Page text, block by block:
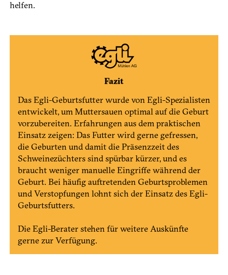
helfen.
Fazit
Das Egli-Geburtsfutter wurde von Egli-Spezialisten
entwickelt, um Mut­tersauen optimal auf die Geburt
vorzubereiten. Erfahrungen aus dem praktischen
Einsatz zeigen: Das Futter wird gerne gefressen,
die Geburten und damit die Präsenzzeit des
Schweinezüchters sind spürbar kürzer, und es
braucht weniger manuelle Eingriffe während der
Geburt. Bei häufig auftretenden Geburtsproblemen
und Verstopfungen lohnt sich der Einsatz des Egli-
Geburtsfutters.
Die Egli-Berater stehen für weitere Auskünfte
gerne zur Verfügung.